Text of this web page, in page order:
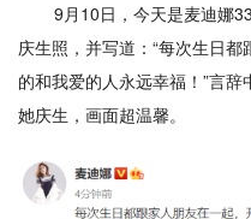
9月10日，今天是麦迪娜
庆生照，并写道：“每次生日
的和我爱的人永远幸福！”言
她庆生，画面超温馨。